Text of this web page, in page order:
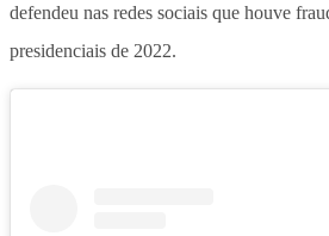
defendeu nas redes sociais que houve
presidenciais de 2022.